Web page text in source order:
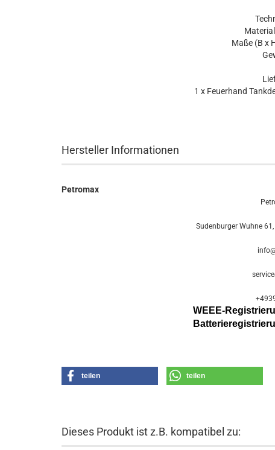
Maße (B x
1 x Feuerhand
Hersteller Informationen
Petromax
Sudenburger Wuhne
WEEE-
Batterier
teilen teilen
Dieses Produkt ist z.B. kompatibel zu: